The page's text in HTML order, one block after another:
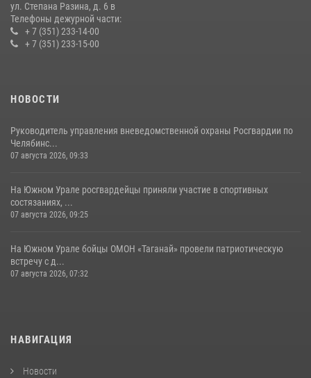
ул. Степана Разина, д. 6 в
Телефоны дежурной части:
+ 7 (351) 233-14-00
+ 7 (351) 233-15-00
НОВОСТИ
Руководитель управления вневедомственной охраны Росгвардии по
Челябинс...
07 августа 2026, 09:33
На Южном Урале росгвардейцы приняли участие в спортивных
состязаниях, ...
07 августа 2026, 09:25
На Южном Урале бойцы ОМОН «Таганай» провели патриотическую
встречу с д...
07 августа 2026, 07:32
НАВИГАЦИЯ
Новости